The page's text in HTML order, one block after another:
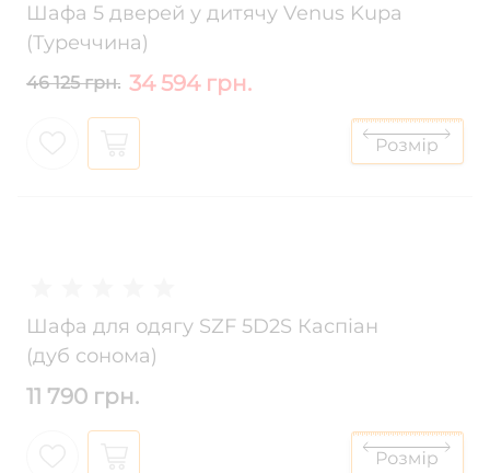
Шафа 5 дверей у дитячу Venus Kupa
(Туреччина)
46 125 грн. 34 594 грн.
Шафа для одягу SZF 5D2S Каспіан
(дуб сонома)
11 790 грн.